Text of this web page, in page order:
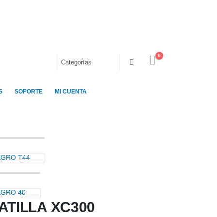
0
SOPORTE MI CUENTA
T44
40
XC300